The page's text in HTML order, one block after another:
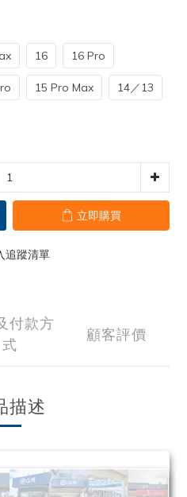
16 16 Pro
15 Pro Max 14／13
立即購買
追蹤清單
付款方
式
顧客評價
描述